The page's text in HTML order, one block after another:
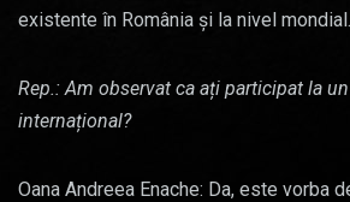
existente în România și la nivel mondial.
Rep.: Am observat ca ați participat la
internațional?
Oana Andreea Enache: Da, este vorba